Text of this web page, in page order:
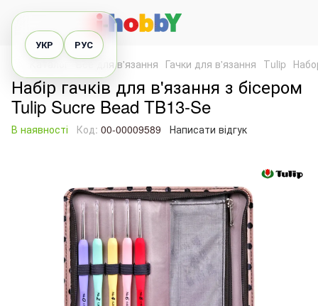
УКР РУС
Все для в'язання Гачки для в'язання Тulip
Набір гачків для в'язання з бісером
Tulip Sucre Bead TB13-Se
В наявності Код: 00-00009589 Написати відгук